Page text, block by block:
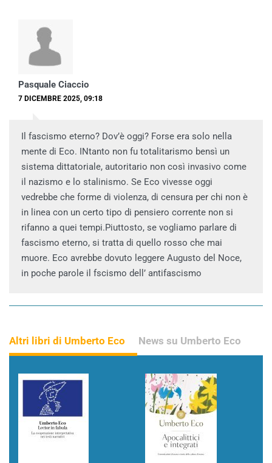
Pasquale Ciaccio
7 DICEMBRE 2025, 09:18
Il fascismo eterno? Dov’è oggi? Forse era solo nella
mente di Eco. INtanto non fu totalitarismo bensì un
sistema dittatoriale, autoritario non così invasivo come
il nazismo e lo stalinismo. Se Eco vivesse oggi
vedrebbe che forme di violenza, di censura per chi non è
in linea con un certo tipo di pensiero corrente non si
rifanno a quei tempi.Piuttosto, se vogliamo parlare di
fascismo eterno, si tratta di quello rosso che mai
muore. Eco avrebbe dovuto leggere Augusto del Noce,
in poche parole il fscismo dell’ antifascismo
Altri libri di Umberto Eco News su Umberto Eco